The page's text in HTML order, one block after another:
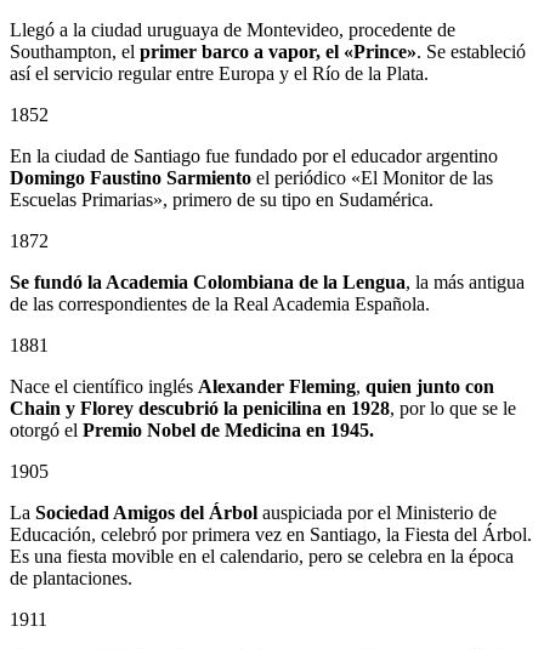
Llegó a la ciudad uruguaya de Montevideo, procedente de
Southampton, el primer barco a vapor, el «Prince». Se estableció
así el servicio regular entre Europa y el Río de la Plata.
1852
En la ciudad de Santiago fue fundado por el educador argentino
Domingo Faustino Sarmiento el periódico «El Monitor de las
Escuelas Primarias», primero de su tipo en Sudamérica.
1872
Se fundó la Academia Colombiana de la Lengua, la más antigua
de las correspondientes de la Real Academia Española.
1881
Nace el científico inglés Alexander Fleming, quien junto con
Chain y Florey descubrió la penicilina en 1928, por lo que se le
otorgó el Premio Nobel de Medicina en 1945.
1905
La Sociedad Amigos del Árbol auspiciada por el Ministerio de
Educación, celebró por primera vez en Santiago, la Fiesta del Árbol.
Es una fiesta movible en el calendario, pero se celebra en la época
de plantaciones.
1911